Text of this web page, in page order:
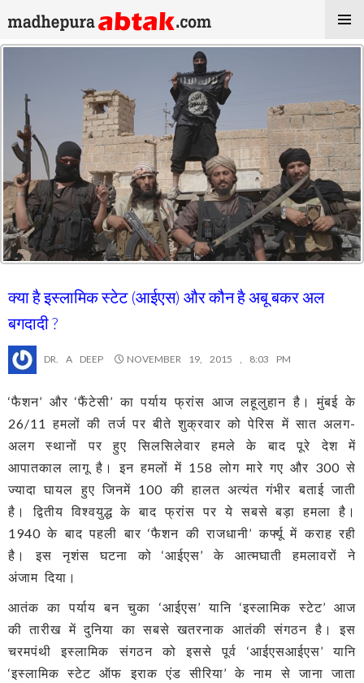
क्या है इस्लामिक स्टेट (आईएस) और कौन है अबू बकर अल
बगदादी ?
DR. A DEEP NOVEMBER 19, 2015 , 8:03 PM
‘फैशन’ और ‘फैंटेसी’ का पर्याय फ्रांस आज लहूलुहान है। मुंबई के
26/11 हमलों की तर्ज पर बीते शुक्रवार को पेरिस में सात अलग-
अलग स्थानों पर हुए सिलसिलेवार हमले के बाद पूरे देश में
आपातकाल लागू है। इन हमलों में 158 लोग मारे गए और 300 से
ज्यादा घायल हुए जिनमें 100 की हालत अत्यंत गंभीर बताई जाती
है। द्वितीय विश्वयुद्ध के बाद फ्रांस पर ये सबसे बड़ा हमला है।
1940 के बाद पहली बार ‘फैशन की राजधानी’ कर्फ्यू में कराह रही
है। इस नृशंस घटना को ‘आईएस’ के आत्मघाती हमलावरों ने
अंजाम दिया।
आतंक का पर्याय बन चुका ‘आईएस’ यानि ‘इस्लामिक स्टेट’ आज
की तारीख में दुनिया का सबसे खतरनाक आतंकी संगठन है। इस
चरमपंथी इस्लामिक संगठन को इससे पूर्व ‘आईएसआईएस’ यानि
‘इस्लामिक स्टेट ऑफ इराक एंड सीरिया’ के नाम से जाना जाता